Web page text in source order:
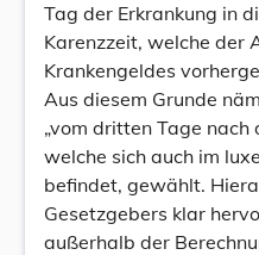
Tag der Erkrankung in
Karenzzeit, welche der
Krankengeldes
Aus diesem Grunde
„vom dritten Tage nach
welche sich auch im
befindet, gewählt.
Gesetzgebers klar
außerhalb der